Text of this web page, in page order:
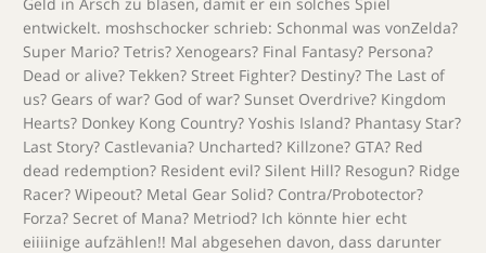
entwickelt. moshschocker schrieb: Schonmal was vonZelda?
Super Mario? Tetris? Xenogears? Final Fantasy? Persona?
Dead or alive? Tekken? Street Fighter? Destiny? The Last of
us? Gears of war? God of war? Sunset Overdrive? Kingdom
Hearts? Donkey Kong Country? Yoshis Island? Phantasy Star?
Last Story? Castlevania? Uncharted? Killzone? GTA? Red
dead redemption? Resident evil? Silent Hill? Resogun? Ridge
Racer? Wipeout? Metal Gear Solid? Contra/Probotector?
Forza? Secret of Mana? Metriod? Ich könnte hier echt
eiiiinige aufzählen!! Mal abgesehen davon, dass darunter